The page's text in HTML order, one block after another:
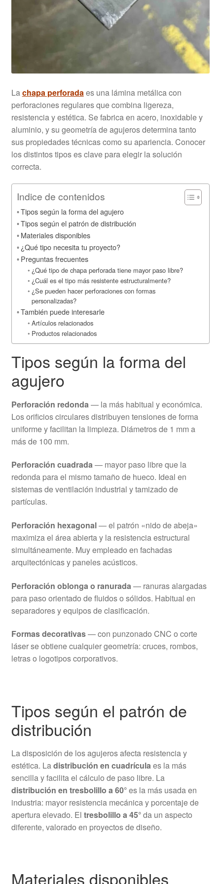
Lachapa perforadaes una lámina metálica con
perforaciones regulares que combina ligereza,
resistencia y estética. Se fabrica en acero, inoxidable y
aluminio, y su geometría de agujeros determina tanto
sus propiedades técnicas como su apariencia. Conocer
los distintos tipos es clave para elegir la solución
correcta.
Indice de contenidos
Tipos según la forma del agujero
Tipos según el patrón de distribución
Materiales disponibles
¿Qué tipo necesita tu proyecto?
Preguntas frecuentes
¿Qué tipo de chapa perforada tiene mayor paso libre?
¿Cuál es el tipo más resistente estructuralmente?
¿Se pueden hacer perforaciones con formas
personalizadas?
También puede interesarle
Artículos relacionados
Productos relacionados
Tipos según la forma del
agujero
Perforación redonda— la más habitual y económica.
Los orificios circulares distribuyen tensiones de forma
uniforme y facilitan la limpieza. Diámetros de 1 mm a
más de 100 mm.
Perforación cuadrada— mayor paso libre que la
redonda para el mismo tamaño de hueco. Ideal en
sistemas de ventilación industrial y tamizado de
partículas.
Perforación hexagonal— el patrón «nido de abeja»
maximiza el área abierta y la resistencia estructural
simultáneamente. Muy empleado en fachadas
arquitectónicas y paneles acústicos.
Perforación oblonga o ranurada— ranuras alargadas
para paso orientado de fluidos o sólidos. Habitual en
separadores y equipos de clasificación.
Formas decorativas— con punzonado CNC o corte
láser se obtiene cualquier geometría: cruces, rombos,
letras o logotipos corporativos.
Tipos según el patrón de
distribución
La disposición de los agujeros afecta resistencia y
estética. Ladistribución en cuadrículaes la más
sencilla y facilita el cálculo de paso libre. La
distribución en tresbolillo a 60°es la más usada en
industria: mayor resistencia mecánica y porcentaje de
apertura elevado. El tresbolillo a 45°da un aspecto
diferente, valorado en proyectos de diseño.
Materiales disponibles